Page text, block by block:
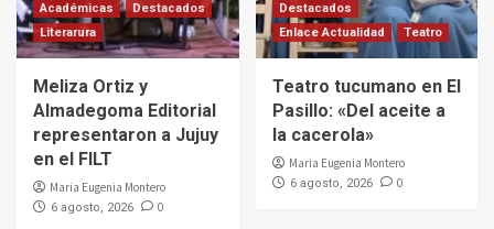
Académicas
Destacados
Literarura
Meliza Ortiz y
Almadegoma Editorial
representaron a Jujuy
en el FILT
Maria Eugenia Montero
6 agosto, 2026 0
Destacados
Enlace Actualidad
Teatro
Teatro tucumano en El
Pasillo: «Del aceite a
la cacerola»
Maria Eugenia Montero
6 agosto, 2026 0